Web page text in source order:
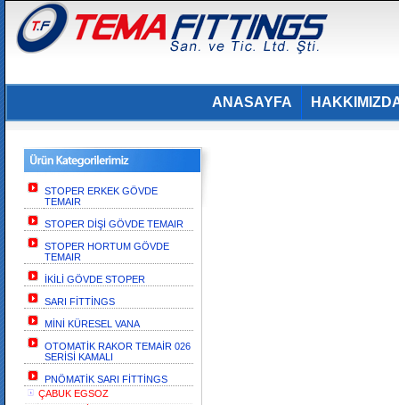
ANASAYFA
STOPER ERKEK GÖVDE
TEMAIR
STOPER DİŞİ GÖVDE TEMAIR
STOPER HORTUM GÖVDE
TEMAIR
İKİLİ GÖVDE STOPER
SARI FİTTİNGS
MİNİ KÜRESEL VANA
OTOMATİK RAKOR TEMAİR 026
SERİSİ KAMALI
PNÖMATİK SARI FİTTİNGS
ÇABUK EGSOZ